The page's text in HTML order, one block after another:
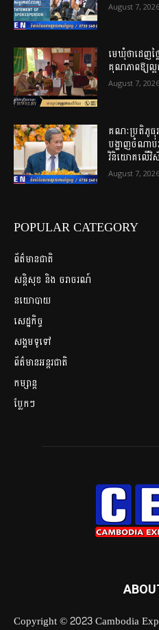
August 7, 2026
មេឃុំថាដេញថ្
គុណភាពឱ្យល្អ
August 7, 2026
គណៈប្រតិភូធុរ
បង្ហាញចំណាប់
វិនិយោគលើវិ
August 7, 2026
POPULAR CATEGORY
ព័ត៌មានជាតិ
សន្តិសុខ និង ចរាចរណ៍
នយោបាយ
សេដ្ឋកិច្ច
សង្គមទូទៅ
ព័ត៌មានអន្តរជាតិ
កម្សាន្ត
ប្លែកៗ
Copyright © 2023 Cambodia